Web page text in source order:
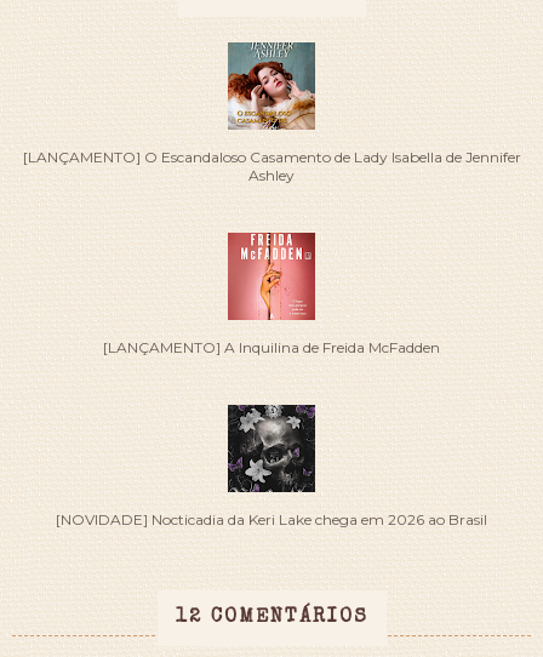
[LANÇAMENTO] O Escandaloso Casamento de Lady Isabella de Jennifer
Ashley
[LANÇAMENTO] A Inquilina de Freida McFadden
[NOVIDADE] Nocticadia da Keri Lake chega em 2026 ao Brasil
12 COMENTÁRIOS